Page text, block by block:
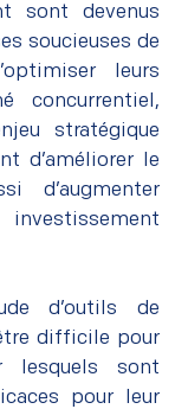
sont devenus
soucieuses de
leurs
concurrentiel,
stratégique
d’améliorer le
d’augmenter
d’outils de
difficile pour
lesquels sont
pour leur